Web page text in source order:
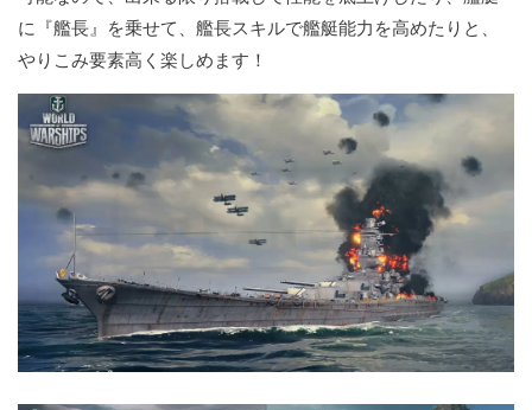
に『艦長』を乗せて、艦長スキルで艦艇能力を高めたりと、
やりこみ要素高く楽しめます！